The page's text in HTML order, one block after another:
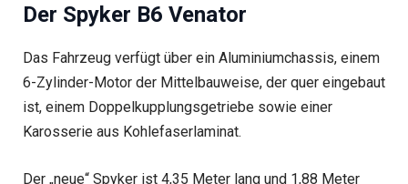
Der Spyker B6 Venator
Das Fahrzeug verfügt über ein Aluminiumchassis, einem
6-Zylinder-Motor der Mittelbauweise, der quer eingebaut
ist, einem Doppelkupplungsgetriebe sowie einer
Karosserie aus Kohlefaserlaminat.
Der „neue“ Spyker ist 4,35 Meter lang und 1,88 Meter